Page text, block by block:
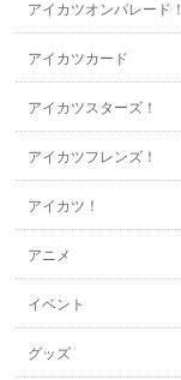
アイカツオンパレード！
アイカツカード
アイカツスターズ！
アイカツフレンズ！
アイカツ！
アニメ
イベント
グッズ